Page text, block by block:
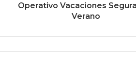
Operativo Vacaciones
Verano